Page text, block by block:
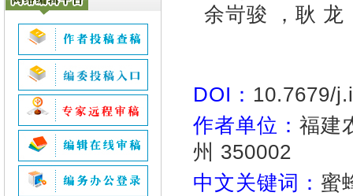
余岢骏 ，耿 龙
DOI： 10.7679/
作者单位： 福建
州 350002
中文关键词： 蜜